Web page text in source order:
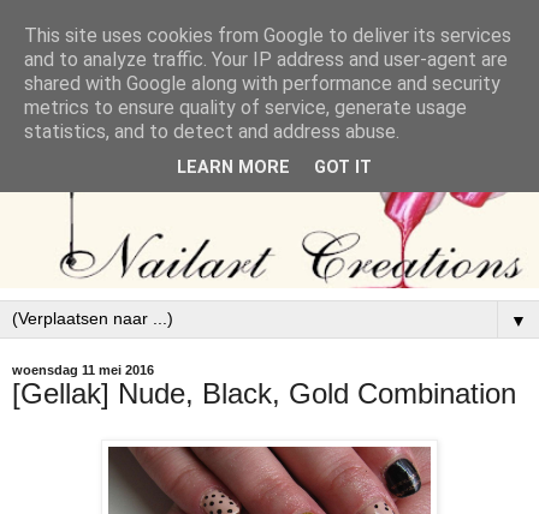
▼
woensdag 11 mei 2016
[Gellak] Nude, Black, Gold Combination
This site uses cookies from Google to deliver its services
and to analyze traffic. Your IP address and user-agent are
shared with Google along with performance and security
metrics to ensure quality of service, generate usage
statistics, and to detect and address abuse.
LEARN MORE GOT IT